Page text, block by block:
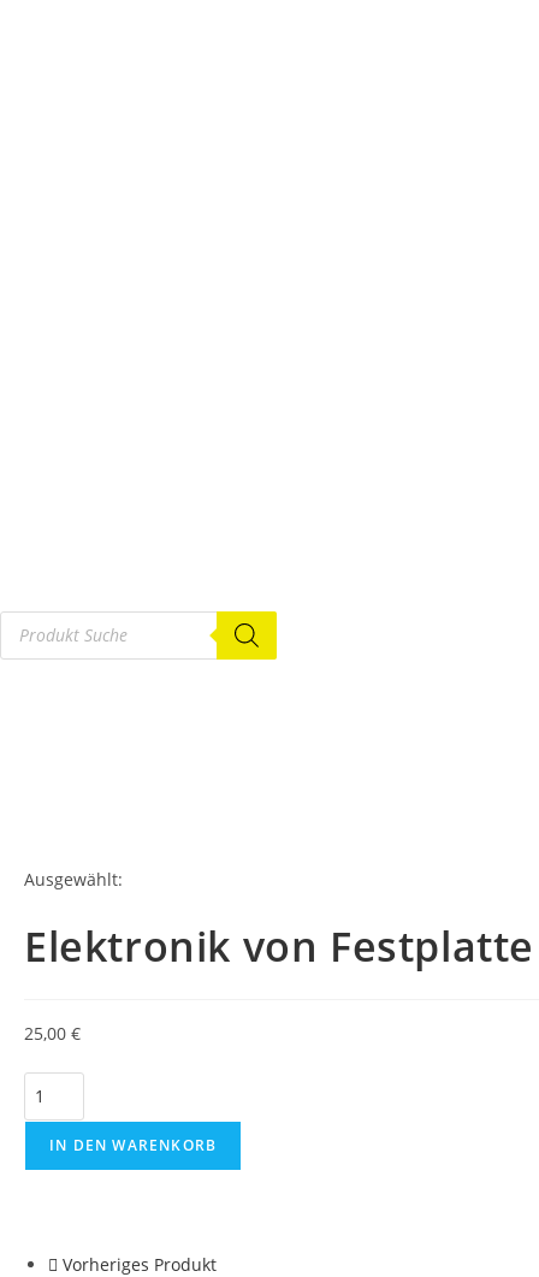
Ausgewählt:
Elektronik von
25,00 €
IN DEN WARENKORB
Vorheriges Produkt